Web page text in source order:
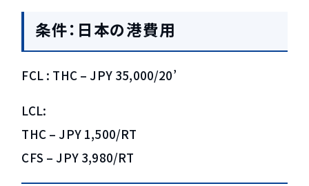
条件：日本の港費用
FCL : THC – JPY 35,000/20’
LCL:
THC – JPY 1,500/RT
CFS – JPY 3,980/RT